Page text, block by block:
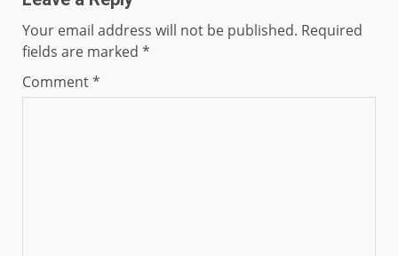
Your email address will not be published. Required
fields are marked *
Comment*